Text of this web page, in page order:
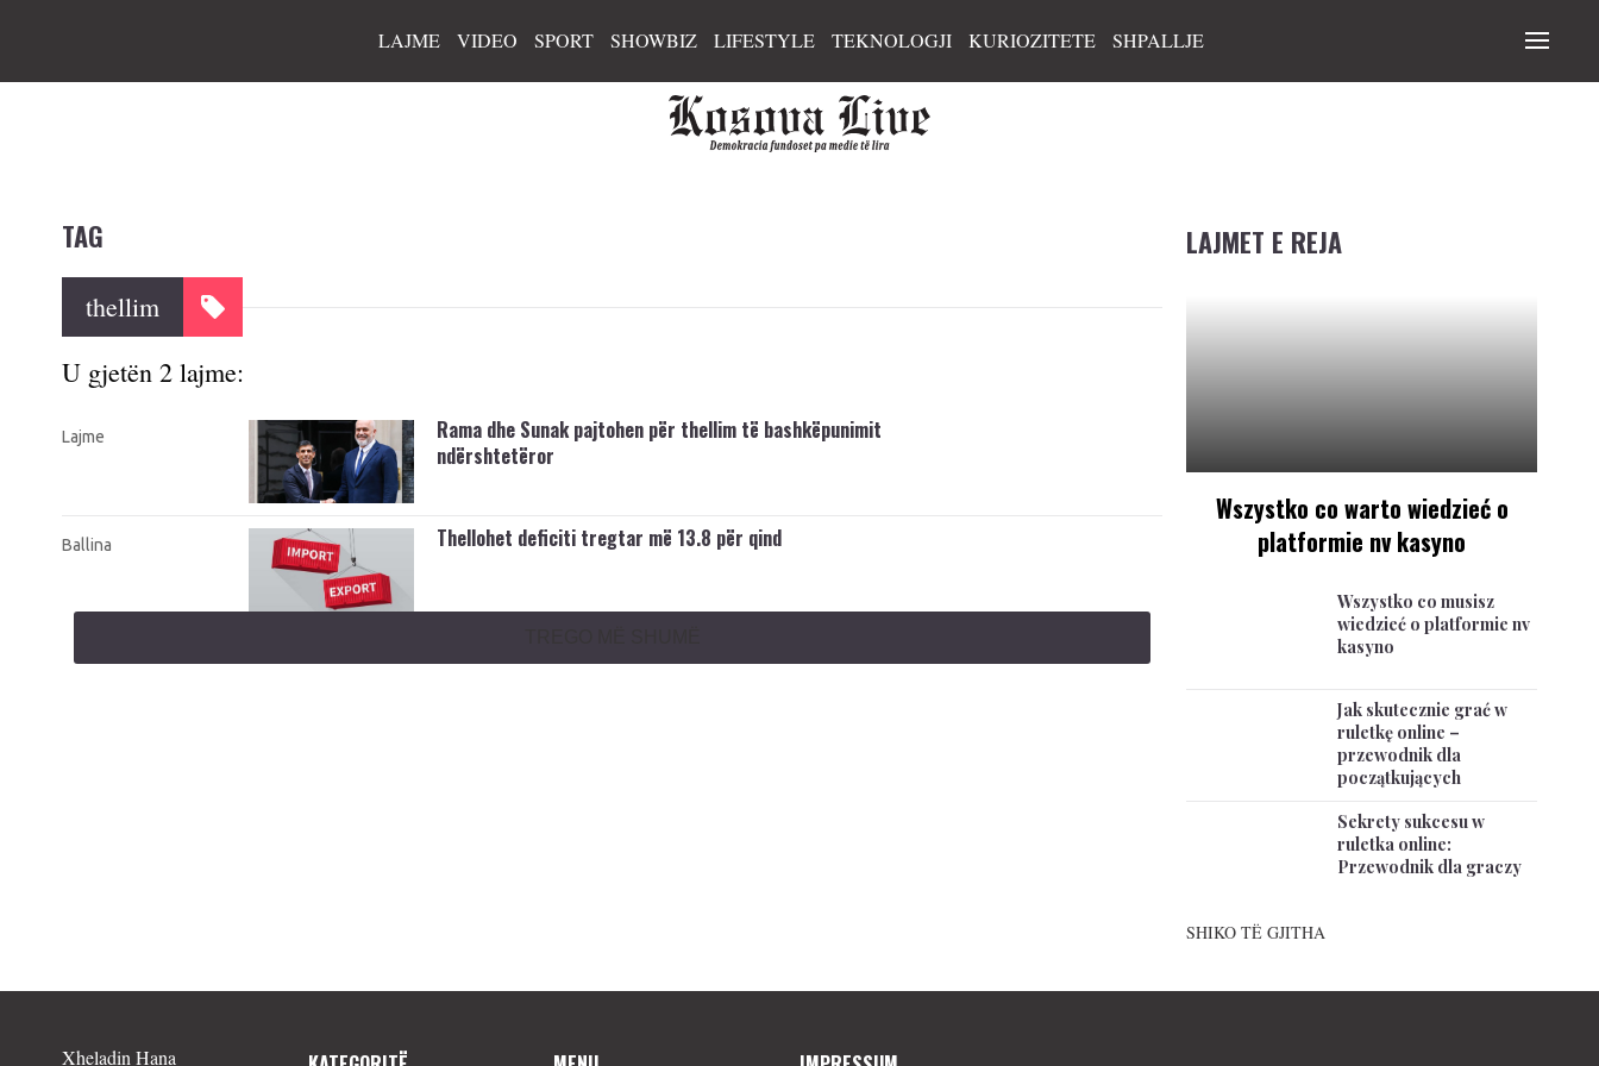
LAJME VIDEO SPORT SHOWBIZ LIFESTYLE TEKNOLOGJI KURIOZITETE SHPALLJE
TAG
thellim
U gjetën 2 lajme:
Lajme
Rama dhe Sunak pajtohen për thellim të bashkëpunimit
ndërshtetëror
Ballina Thellohet deficiti tregtar më 13.8 për qind
LAJMET E REJA
Wszystko co warto wiedzieć o
platformie nv kasyno
Wszystko co musisz
wiedzieć o platformie nv
kasyno
Jak skutecznie grać w
ruletkę online –
przewodnik dla
początkujących
Sekrety sukcesu w
ruletka online:
Przewodnik dla graczy
SHIKO TË GJITHA
Xheladin Hana